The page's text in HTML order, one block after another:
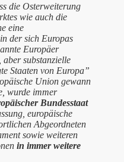
die Osterweiterung
wie auch die
eine
der sich Europas
Europäer
aber substanzielle
Staaten von Europa”
Union gewann
wurde immer
Bundesstaat
europäische
Abgeordneten
sowie weiteren
in immer weitere